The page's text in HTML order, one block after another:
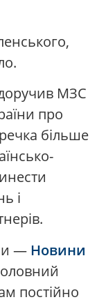
МЗС
про
більше
і
— Новини
постійно